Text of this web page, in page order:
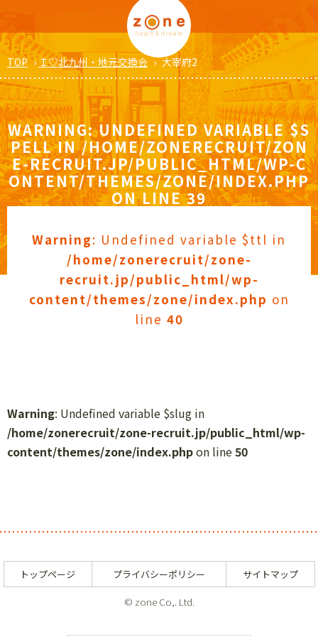
TOP › Ｉ♡北九州・地元交換会 › 大宰府2
WARNING: UNDEFINED VARIABLE $S
PELL IN/HOME/ZONERECRUIT/ZON
E-RECRUIT.JP/PUBLIC_HTML/WP-C
ONTENT/THEMES/ZONE/INDEX.PHP
ON LINE39
Warning: Undefined variable $ttl in
/home/zonerecruit/zone-
recruit.jp/public_html/wp-
content/themes/zone/index.php on
line 40
Warning: Undefined variable $slug in
/home/zonerecruit/zone-recruit.jp/public_html/wp-
content/themes/zone/index.phpon line50
トップページ プライバシーポリシー サイトマップ
© zone Co,. Ltd.